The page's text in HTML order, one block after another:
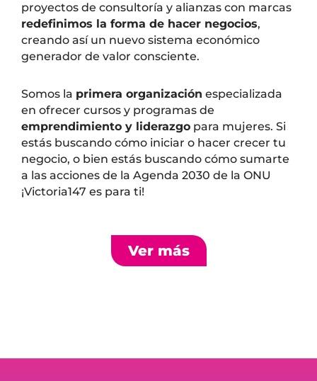
proyectos de consultoría y alianzas con marcas
redefinimos la forma de hacer negocios,
creando así un nuevo sistema económico
generador de valor consciente.
Somos la primera organización especializada
en ofrecer cursos y programas de
emprendimiento y liderazgo para mujeres. Si
estás buscando cómo iniciar o hacer crecer tu
negocio, o bien estás buscando cómo sumarte
a las acciones de la Agenda 2030 de la ONU
¡Victoria147 es para ti!
Ver más